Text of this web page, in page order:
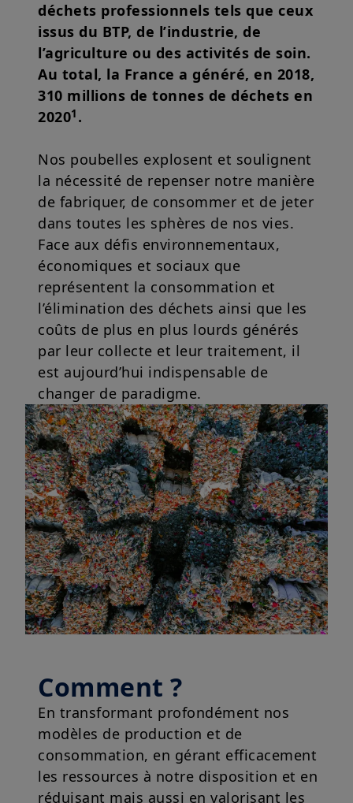
déchets professionnels tels que ceux
issus du BTP, de l’industrie, de
l’agriculture ou des activités de soin.
Au total, la France a généré, en 2018,
310 millions de tonnes de déchets en
20201 .
Nos poubelles explosent et soulignent
la nécessité de repenser notre manière
de fabriquer, de consommer et de jeter
dans toutes les sphères de nos vies.
Face aux défis environnementaux,
économiques et sociaux que
représentent la consommation et
l’élimination des déchets ainsi que les
coûts de plus en plus lourds générés
par leur collecte et leur traitement, il
est aujourd’hui indispensable de
changer de paradigme.
Comment ?
En transformant profondément nos
modèles de production et de
consommation, en gérant efficacement
les ressources à notre disposition et en
réduisant mais aussi en valorisant les